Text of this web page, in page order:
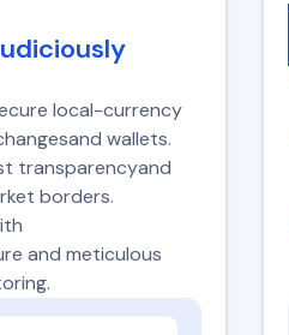
local-currency
wallets.
transparencyand
borders.
and meticulous